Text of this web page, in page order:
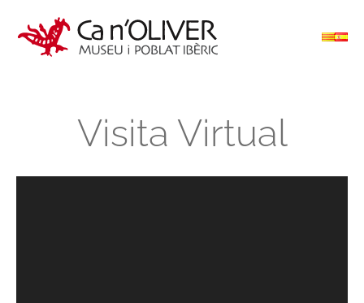
Visita Virtual